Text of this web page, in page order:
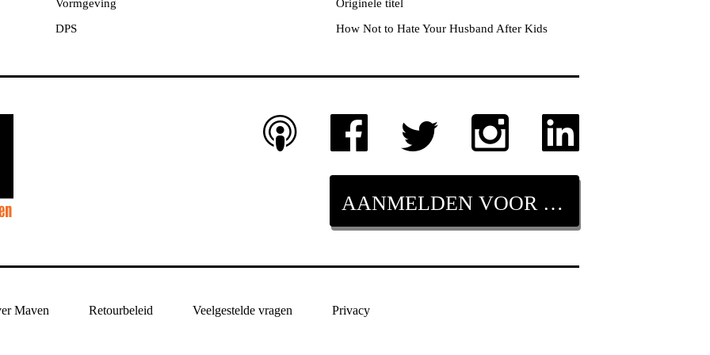
Vormgeving
DPS
Originele titel
How Not to Hate Your Husband After Kids
AANMELDEN VOOR NIEUWSBRIEF
Maven Retourbeleid Veelgestelde vragen Privacy